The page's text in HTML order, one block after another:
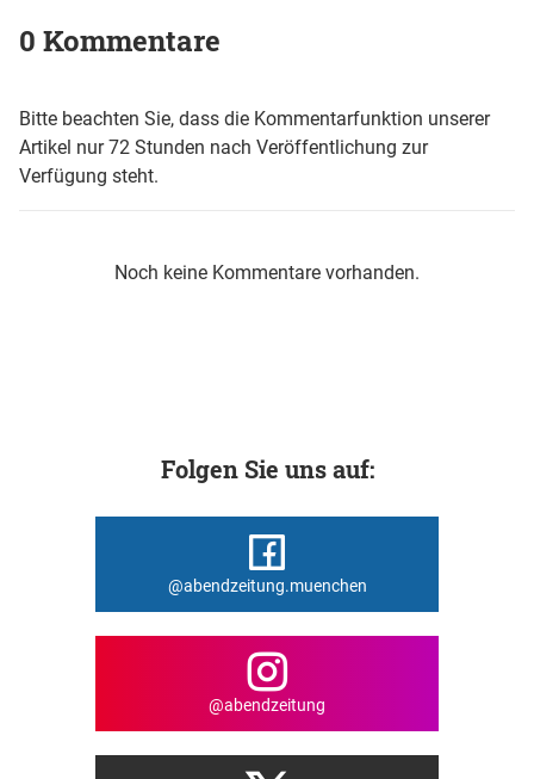
0 Kommentare
Bitte beachten Sie, dass die Kommentarfunktion unserer
Artikel nur 72 Stunden nach Veröffentlichung zur
Verfügung steht.
Noch keine Kommentare vorhanden.
Folgen Sie uns auf:
@abendzeitung.muenchen
@abendzeitung